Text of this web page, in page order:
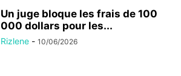
Un juge bloque les frais de 100
000 dollars pour les...
Rizlene - 10/06/2026